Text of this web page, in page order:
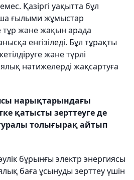
Қазіргі уақытта бұл
ғылыми жұмыстар
тұр және жақын арада
енгізіледі. Бұл тұрақты
және түрлі
нәтижелерді жақсартуға
нарықтарындағы
қатысты зерттеуге де
толығырақ айтып
бұрынғы электр энергиясы
баға ұсынуды зерттеу үшін